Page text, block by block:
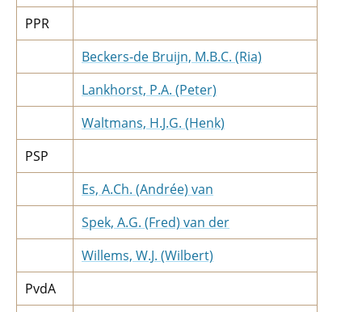
PPR
Beckers-de Bruijn, M.B.C. (Ria)
Lankhorst, P.A. (Peter)
Waltmans, H.J.G. (Henk)
PSP
Es, A.Ch. (Andrée) van
Spek, A.G. (Fred) van der
Willems, W.J. (Wilbert)
PvdA